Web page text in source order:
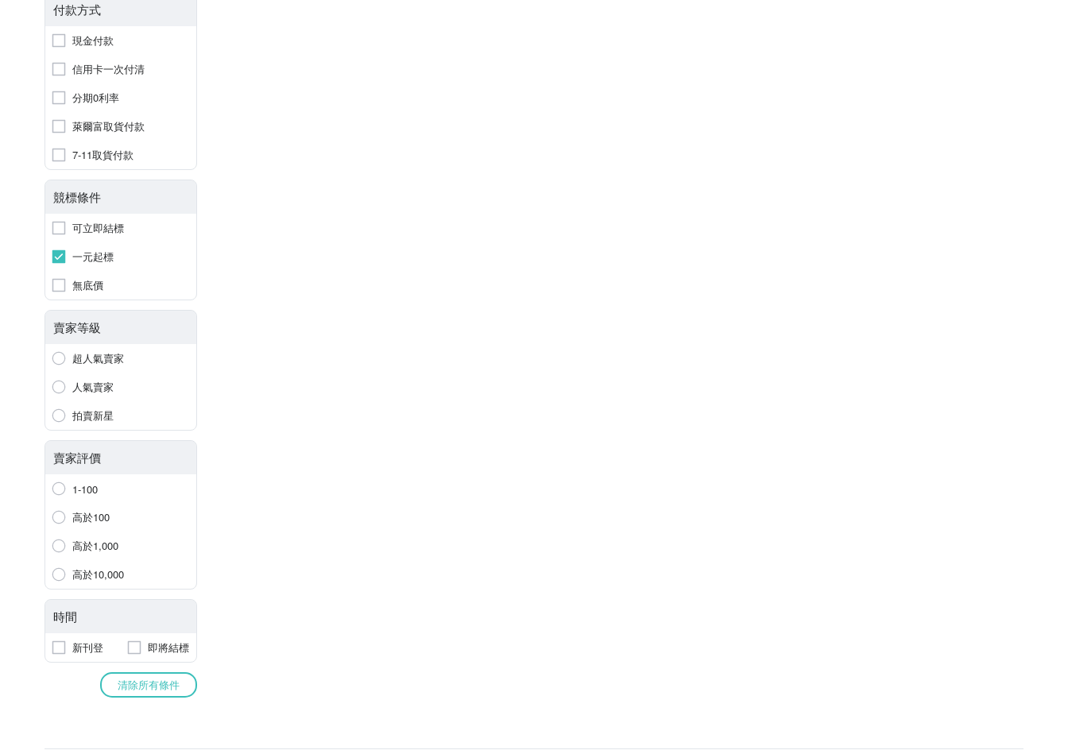
付款方式
現金付款
信用卡一次付清
分期0利率
萊爾富取貨付款
7-11取貨付款
競標條件
可立即結標
一元起標
無底價
賣家等級
超人氣賣家
人氣賣家
拍賣新星
賣家評價
1-100
高於100
高於1,000
高於10,000
時間
新刊登 即將結標
清除所有條件